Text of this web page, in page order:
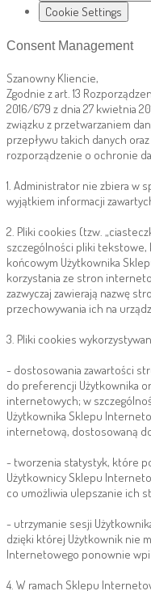
Cookie Settings
Consent Management
Szanowny Kliencie,
Zgodnie z art. 13
2016/679 z dnia 27 kwietnia
związku z przetwarzaniem
przepływu takich danych
rozporządzenie o ochronie
1. Administrator nie zbiera w
wyjątkiem informacji
2. Pliki cookies (tzw.
szczególności pliki
końcowym Użytkownika
korzystania ze stron
zazwyczaj zawierają nazwę
przechowywania ich na
3. Pliki cookies
- dostosowania zawartości
do preferencji Użytkownika
internetowych; w
Użytkownika Sklepu
internetową, dostosowaną
- tworzenia statystyk, które
Użytkownicy Sklepu
co umożliwia ulepszanie ich
- utrzymanie sesji
dzięki której Użytkownik nie
Internetowego ponownie
4. W ramach Sklepu